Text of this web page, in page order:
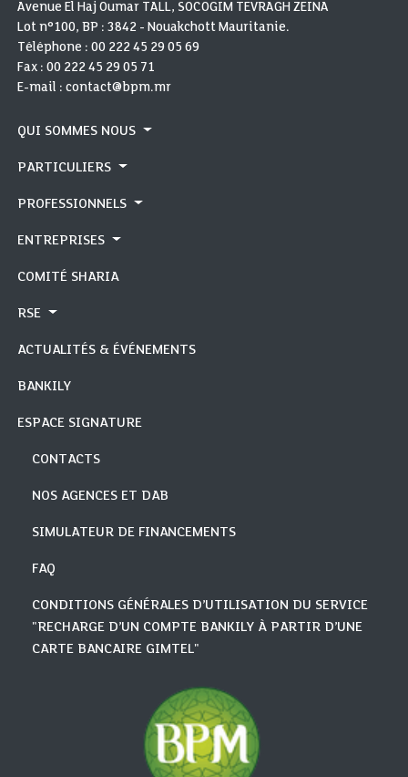
Avenue El Haj Oumar TALL, SOCOGIM TEVRAGH ZEINA
Lot n°100, BP : 3842 - Nouakchott Mauritanie.
Téléphone : 00 222 45 29 05 69
Fax : 00 222 45 29 05 71
E-mail : contact@bpm.mr
QUI SOMMES NOUS
PARTICULIERS
PROFESSIONNELS
ENTREPRISES
COMITÉ SHARIA
RSE
ACTUALITÉS & ÉVÉNEMENTS
BANKILY
ESPACE SIGNATURE
CONTACTS
NOS AGENCES ET DAB
SIMULATEUR DE FINANCEMENTS
FAQ
CONDITIONS GÉNÉRALES D’UTILISATION DU SERVICE
"RECHARGE D’UN COMPTE BANKILY À PARTIR D’UNE
CARTE BANCAIRE GIMTEL"